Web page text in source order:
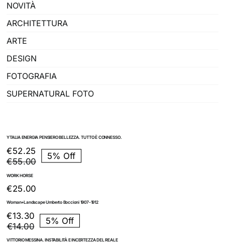
NOVITÀ
ARCHITETTURA
ARTE
DESIGN
FOTOGRAFIA
SUPERNATURAL FOTO
YTALIA ENERGIA PENSIERO BELLEZZA. TUTTO È CONNESSO.
€55.00
Il
prezzo
originale
€55.00.
€52.25
Il
prezzo
attuale
€52.25.
5% Off
WORK HORSE
€25.00
Woman+Landscape Umberto Boccioni 1907-1912
€14.00
Il
prezzo
originale
€13.30
Il
prezzo
attuale
5% Off
VITTORIO MESSINA. INSTABILITÀ E INCERTEZZA DEL REALE